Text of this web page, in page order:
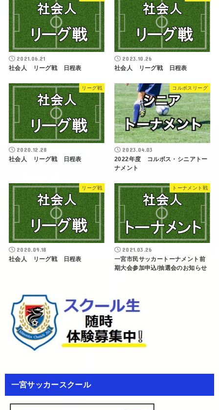
2021.06.21
社会人 リーグ戦 日程表
2023.10.26
社会人 リーグ戦 日程表
リーグ戦
2020.12.28
社会人 リーグ戦 日程表
コルボスリーグ
2023.04.03
2022年度 コルボス・シニアトー
ナメント
リーグ戦
2020.09.18
社会人 リーグ戦 日程表
トーナメント戦
2021.03.26
一宮市民サッカートーナメント前
期大会参加申込/抽選会のお知らせ
一宮サッカースクール